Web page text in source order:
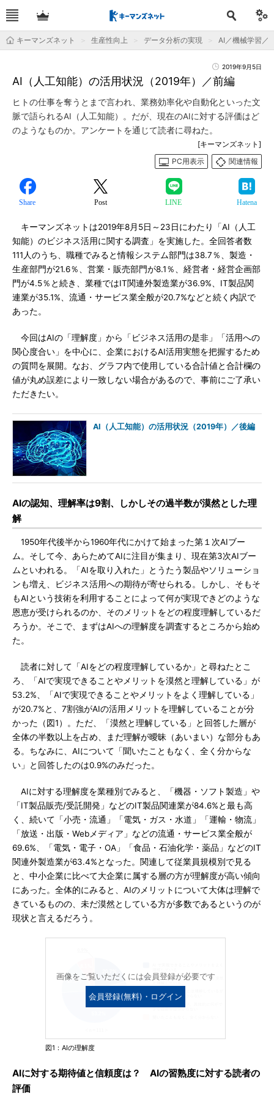
キーマンズネット 生産性向上 データ分析の実現 AI／機械学習／
2019年9月5日
AI（人工知能）の活用状況（2019年）／前編
ヒトの仕事を奪うとまで言われ、業務効率化や自動化といった文
脈で語られるAI（人工知能）。だが、現在のAIに対する評価はど
のようなものか。アンケートを通じて読者に尋ねた。
[キーマンズネット]
PC用表示
関連情報
Share Post LINE Hatena
キーマンズネットは2019年8月5日～23日にわたり「AI（人工
知能）のビジネス活用に関する調査」を実施した。全回答者数
111人のうち、職種でみると情報システム部門は38.7％、製造・
生産部門が21.6％、営業・販売部門が8.1％、経営者・経営企画部
門が4.5％と続き、業種ではIT関連外製造業が36.9%、IT製品関
連業が35.1%、流通・サービス業全般が20.7%などと続く内訳で
あった。
今回はAIの「理解度」から「ビジネス活用の是非」「活用への
関心度合い」を中心に、企業におけるAI活用実態を把握するため
の質問を展開。なお、グラフ内で使用している合計値と合計欄の
値が丸め誤差により一致しない場合があるので、事前にご了承い
ただきたい。
AI（人工知能）の活用状況（2019年）／後編
AIの認知、理解率は9割、しかしその過半数が漠然とした理
解
1950年代後半から1960年代にかけて始まった第１次AIブー
ム。そして今、あらためてAIに注目が集まり、現在第3次AIブー
ムといわれる。「AIを取り入れた」とうたう製品やソリューショ
ンも増え、ビジネス活用への期待が寄せられる。しかし、そもそ
もAIという技術を利用することによって何が実現できどのような
恩恵が受けられるのか、そのメリットをどの程度理解しているだ
ろうか。そこで、まずはAIへの理解度を調査するところから始め
た。
読者に対して「AIをどの程度理解しているか」と尋ねたとこ
ろ、「AIで実現できることやメリットを漠然と理解している」が
53.2%、「AIで実現できることやメリットをよく理解している」
が20.7%と、7割強がAIの活用メリットを理解していることが分
かった（図1）。ただ、「漠然と理解している」と回答した層が
全体の半数以上を占め、まだ理解が曖昧（あいまい）な部分もあ
る。ちなみに、AIについて「聞いたこともなく、全く分からな
い」と回答したのは0.9%のみだった。
AIに対する理解度を業種別でみると、「機器・ソフト製造」や
「IT製品販売/受託開発」などのIT製品関連業が84.6%と最も高
く、続いて「小売・流通」「電気・ガス・水道」「運輸・物流」
「放送・出版・Webメディア」などの流通・サービス業全般が
69.6%、「電気・電子・OA」「食品・石油化学・薬品」などのIT
関連外製造業が63.4%となった。関連して従業員規模別で見る
と、中小企業に比べて大企業に属する層の方が理解度が高い傾向
にあった。全体的にみると、AIのメリットについて大体は理解で
きているものの、未だ漠然としている方が多数であるというのが
現状と言えるだろう。
画像をご覧いただくには会員登録が必要です
会員登録(無料)・ログイン
図1：AIの理解度
AIに対する期待値と信頼度は？ AIの習熟度に対する読者の
評価